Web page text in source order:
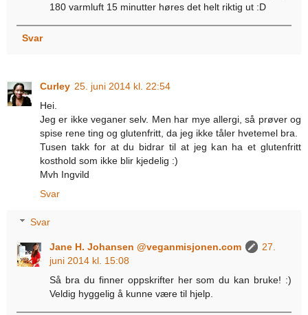
180 varmluft 15 minutter høres det helt riktig ut :D
Svar
Curley 25. juni 2014 kl. 22:54
Hei.
Jeg er ikke veganer selv. Men har mye allergi, så prøver og
spise rene ting og glutenfritt, da jeg ikke tåler hvetemel bra.
Tusen takk for at du bidrar til at jeg kan ha et glutenfritt
kosthold som ikke blir kjedelig :)
Mvh Ingvild
Svar
Svar
Jane H. Johansen @veganmisjonen.com
27.
juni 2014 kl. 15:08
Så bra du finner oppskrifter her som du kan bruke! :)
Veldig hyggelig å kunne være til hjelp.